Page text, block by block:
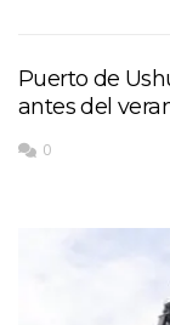
Puerto de
antes del
0